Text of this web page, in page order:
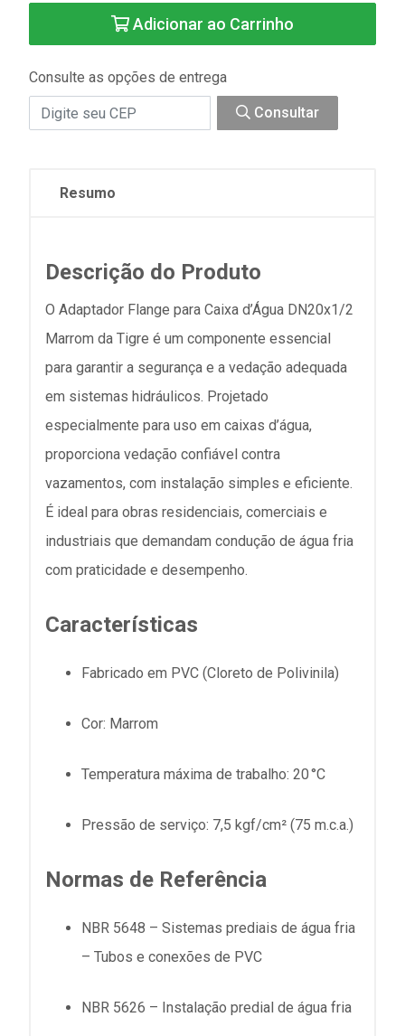
Adicionar ao Carrinho
Consulte as opções de entrega
Consultar
Resumo
Descrição do Produto
O Adaptador Flange para Caixa d’Água DN20x1/2
Marrom da Tigre é um componente essencial
para garantir a segurança e a vedação adequada
em sistemas hidráulicos. Projetado
especialmente para uso em caixas d’água,
proporciona vedação confiável contra
vazamentos, com instalação simples e eficiente.
É ideal para obras residenciais, comerciais e
industriais que demandam condução de água fria
com praticidade e desempenho.
Características
Fabricado em PVC (Cloreto de Polivinila)
Cor: Marrom
Temperatura máxima de trabalho: 20 °C
Pressão de serviço: 7,5 kgf/cm² (75 m.c.a.)
Normas de Referência
NBR 5648 – Sistemas prediais de água fria
– Tubos e conexões de PVC
NBR 5626 – Instalação predial de água fria